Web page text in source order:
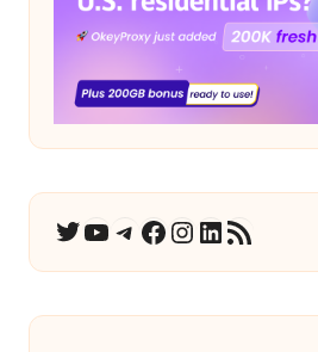
Twitter
YouTube
Télégramme
Facebook
Instagram
LinkedIn
Flux RSS